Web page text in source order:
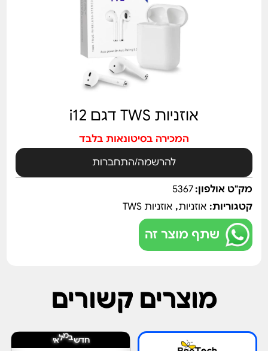
אוזניות TWS דגם i12
המכירה בסיטונאות בלבד
להרשמה/התחברות
מק"ט אולפון:5367
קטגוריות: אוזניות, אוזניות TWS
שתף מוצר זה
מוצרים קשורים
חדשבמלאי